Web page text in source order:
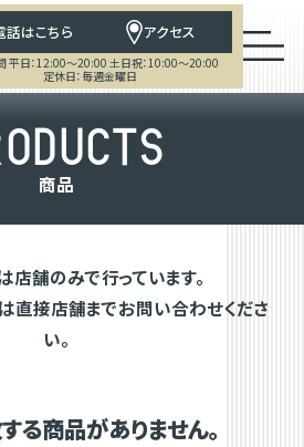
話はこちら アクセス
平日：12:00～20:00 土日祝：10:00～20:00
定休日：毎週金曜日
ODUCTS
商品
店舗のみで行っています。
直接店舗までお問い合わせくださ
い。
る商品がありません。